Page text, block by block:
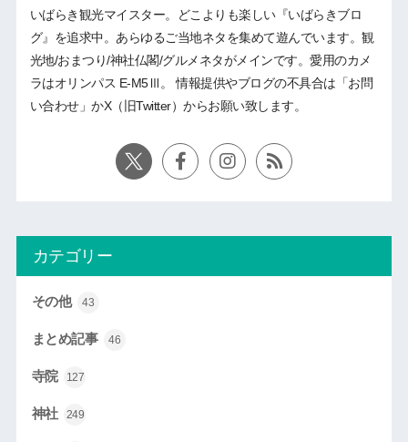
いばらき観光マイスター。どこよりも楽しい『いばらきブロ
グ』を追求中。あらゆるご当地ネタを集めて遊んでいます。観
光地/おまつり/神社仏閣/グルメネタがメインです。愛用のカメ
ラはオリンパス E-M5Ⅲ。 情報提供やブログの不具合は「お問
い合わせ」かX（旧Twitter）からお願い致します。
カテゴリー
その他 43
まとめ記事 46
寺院 127
神社 249